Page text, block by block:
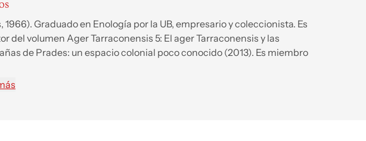
1966). Graduado en Enología por la UB, empresario y coleccionista. Es
del volumen Ager Tarraconensis 5: El ager Tarraconensis y las
de Prades: un espacio colonial poco conocido (2013). Es miembro
Filatèlic i Col·leccionista de Reus, de los Amics del Museu de Reus,